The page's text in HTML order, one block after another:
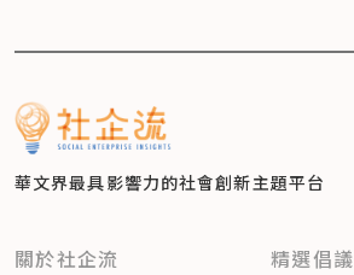
華文界最具影響力的社會創新主題平台
關於社企流 精選倡議